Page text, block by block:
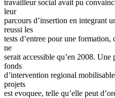
travailleur social avait pu
leur
parcours d’insertion en integrant
reussi les
tests d’entree pour une
ne
serait accessible qu’en 2008. Une
fonds
d’intervention regional
projets
est evoquee, telle qu’elle peut